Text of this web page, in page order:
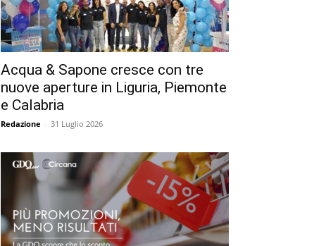
Acqua & Sapone cresce con tre
nuove aperture in Liguria, Piemonte
e Calabria
Redazione - 31 Luglio 2026